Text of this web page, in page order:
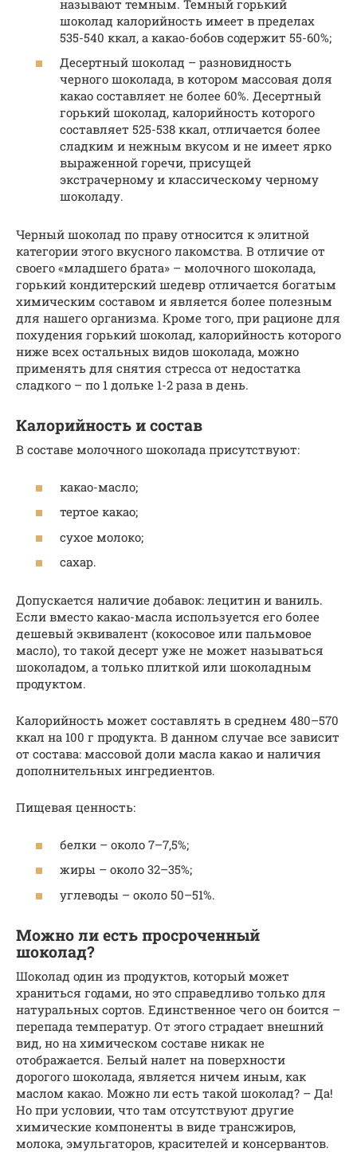
называют темным. Темный горький
шоколад калорийность имеет в пределах
535-540 ккал, а какао-бобов содержит 55-60%;
Десертный шоколад – разновидность
черного шоколада, в котором массовая доля
какао составляет не более 60%. Десертный
горький шоколад, калорийность которого
составляет 525-538 ккал, отличается более
сладким и нежным вкусом и не имеет ярко
выраженной горечи, присущей
экстрачерному и классическому черному
шоколаду.
Черный шоколад по праву относится к элитной
категории этого вкусного лакомства. В отличие от
своего «младшего брата» – молочного шоколада,
горький кондитерский шедевр отличается богатым
химическим составом и является более полезным
для нашего организма. Кроме того, при рационе для
похудения горький шоколад, калорийность которого
ниже всех остальных видов шоколада, можно
применять для снятия стресса от недостатка
сладкого – по 1 дольке 1-2 раза в день.
Калорийность и состав
В составе молочного шоколада присутствуют:
какао-масло;
тертое какао;
сухое молоко;
сахар.
Допускается наличие добавок: лецитин и ваниль.
Если вместо какао-масла используется его более
дешевый эквивалент (кокосовое или пальмовое
масло), то такой десерт уже не может называться
шоколадом, а только плиткой или шоколадным
продуктом.
Калорийность может составлять в среднем 480–570
ккал на 100 г продукта. В данном случае все зависит
от состава: массовой доли масла какао и наличия
дополнительных ингредиентов.
Пищевая ценность:
белки – около 7–7,5%;
жиры – около 32–35%;
углеводы – около 50–51%.
Можно ли есть просроченный
шоколад?
Шоколад один из продуктов, который может
храниться годами, но это справедливо только для
натуральных сортов. Единственное чего он боится –
перепада температур. От этого страдает внешний
вид, но на химическом составе никак не
отображается. Белый налет на поверхности
дорогого шоколада, является ничем иным, как
маслом какао. Можно ли есть такой шоколад? – Да!
Но при условии, что там отсутствуют другие
химические компоненты в виде трансжиров,
молока, эмульгаторов, красителей и консервантов.